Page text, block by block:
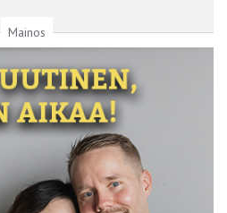
Mainos